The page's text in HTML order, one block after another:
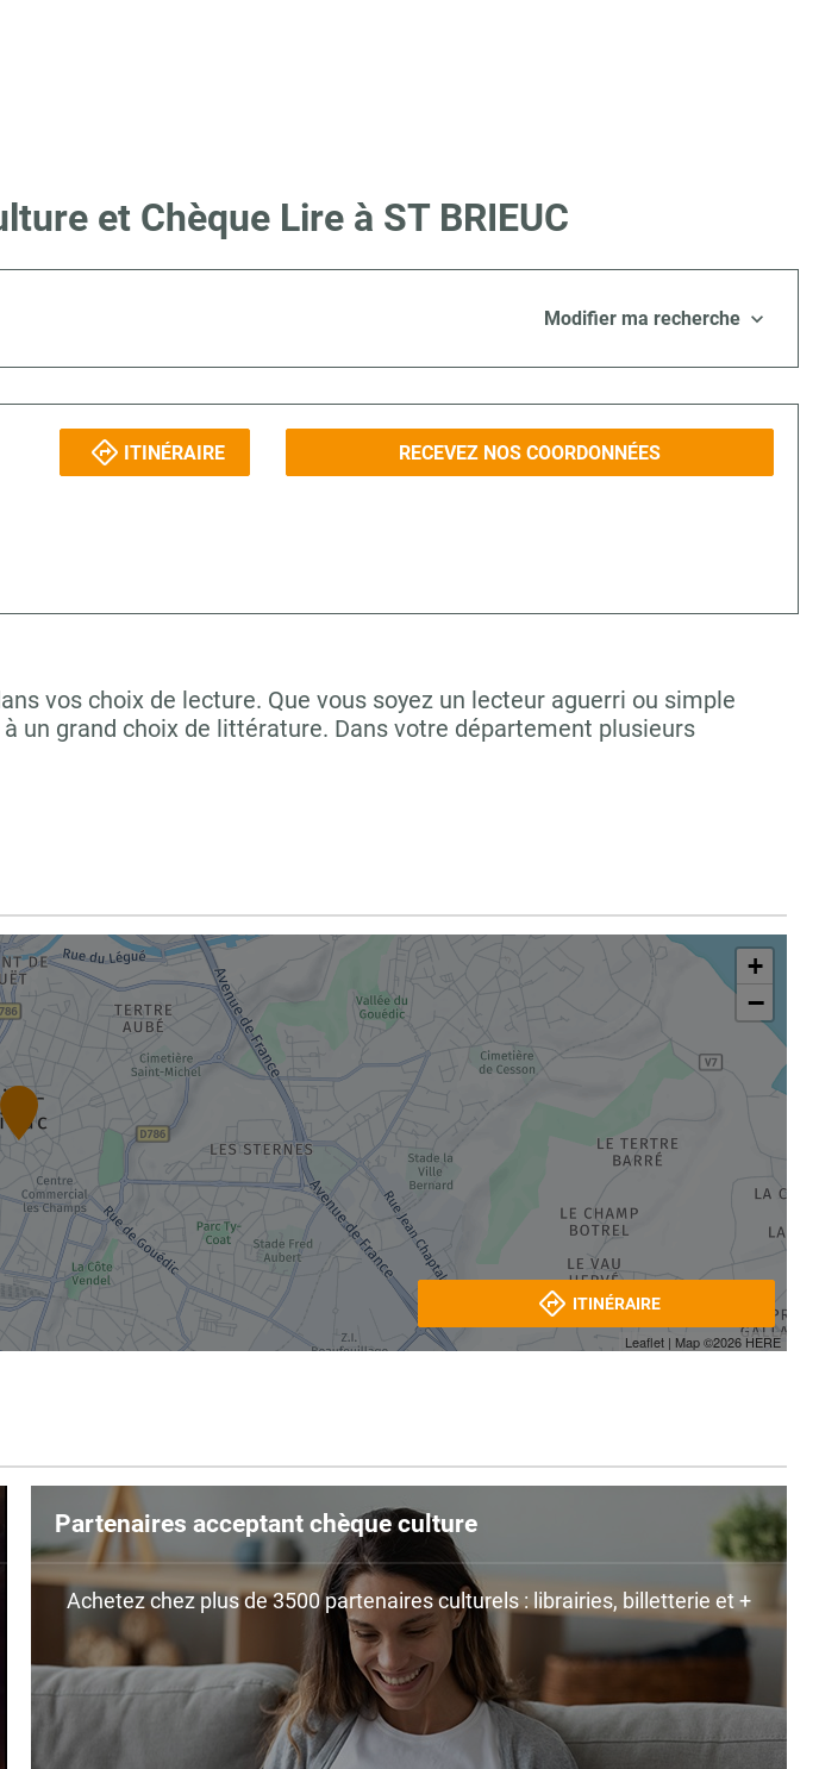
et Chèque Lire à ST BRIEUC
Modifier ma recherche
ITINÉRAIRE RECEVEZ NOS COORDONNÉES
vos choix de lecture. Que vous soyez un lecteur aguerri ou simple
un grand choix de littérature. Dans votre département plusieurs
+
−
Leaflet | Map ©2026 HERE
ITINÉRAIRE
Partenaires acceptant chèque culture
Achetez chez plus de 3500 partenaires culturels : librairies, billetterie et +